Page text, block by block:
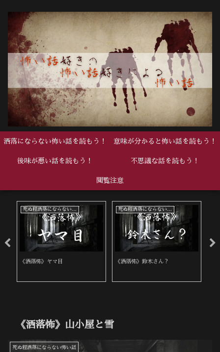
洒落にならない怖い話を読もう！ 意味が分かると怖い話を読もう！
後味が悪い話を読もう！ 不思議な話を読もう！
閲覧注意
死ぬ程洒落にならない怖い話
《洒落怖》呪われてる
中編
《洒落怖》家以外ではお経を読む
《洒落怖》山小屋と雪
死ぬ程洒落にならない怖い話